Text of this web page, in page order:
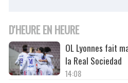
D'HEURE EN HEURE
OL Lyonnes fait
la Real Sociedad
14:08